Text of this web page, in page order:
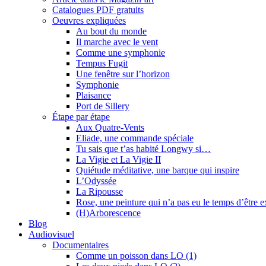
Catalogues PDF gratuits
Oeuvres expliquées
Au bout du monde
Il marche avec le vent
Comme une symphonie
Tempus Fugit
Une fenêtre sur l’horizon
Symphonie
Plaisance
Port de Sillery
Étape par étape
Aux Quatre-Vents
Eliade, une commande spéciale
Tu sais que t’as habité Longwy si…
La Vigie et La Vigie II
Quiétude méditative, une barque qui inspire
L’Odyssée
La Ripousse
Rose, une peinture qui n’a pas eu le temps d’être
(H)Arborescence
Blog
Audiovisuel
Documentaires
Comme un poisson dans LO (1)